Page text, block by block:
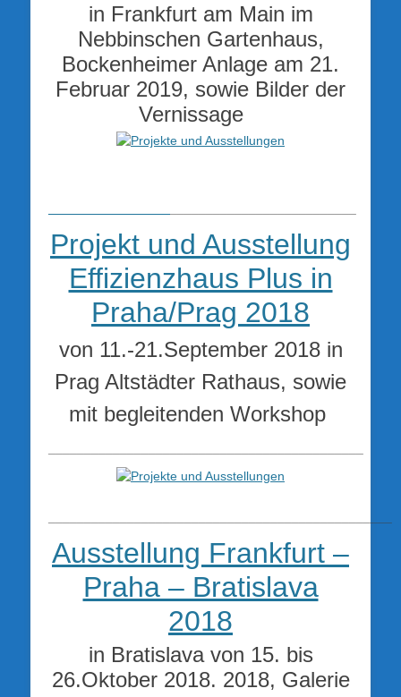
in Frankfurt am Main im
Nebbinschen Gartenhaus,
Bockenheimer Anlage am 21.
Februar 2019, sowie Bilder der
Vernissage
Projekt und Ausstellung
Effizienzhaus Plus in
Praha/Prag 2018
von 11.-21.September 2018 in
Prag Altstädter Rathaus, sowie
mit begleitenden Workshop
Ausstellung Frankfurt –
Praha – Bratislava
2018
in Bratislava von 15. bis
26.Oktober 2018. 2018, Galerie